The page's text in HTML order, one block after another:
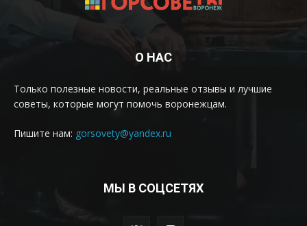
О НАС
Только полезные новости, реальные отзывы и лучшие
советы, которые могут помочь воронежцам.
Пишите нам: gorsovety@yandex.ru
МЫ В СОЦСЕТЯХ